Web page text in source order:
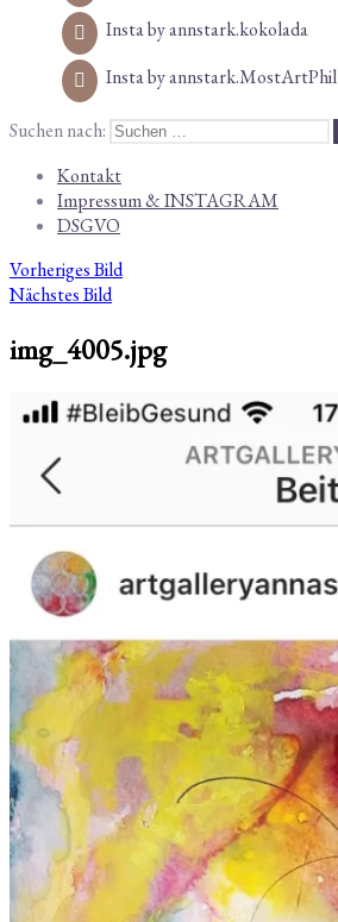
Insta by annstark.kokolada
Insta by annstark.MostArtPhil
Suchen nach:
Kontakt
Impressum & INSTAGRAM
DSGVO
Vorheriges Bild
Nächstes Bild
img_4005.jpg